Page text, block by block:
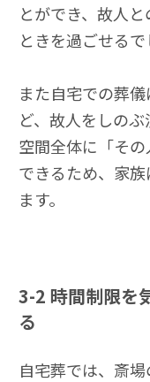
とができ、故人
ときを過ごせるで
また自宅での葬
ど、故人をしのぶ
空間全体に「そ
できるため、家
ます。
3-2 時間制限を
る
自宅葬では、斎